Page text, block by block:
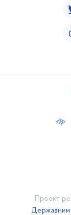
Відкритий
Звіти про
Паспорти
Проект
Державним